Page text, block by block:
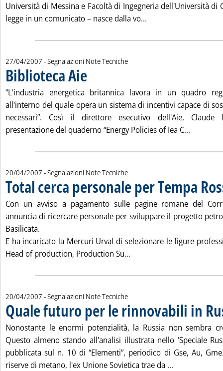
Università di Messina e Facoltà di Ingegneria dell'Università di
legge in un comunicato – nasce dalla vo...
27/04/2007 - Segnalazioni Note Tecniche
Biblioteca Aie
“L'industria energetica britannica lavora in un quadro
all'interno del quale opera un sistema di incentivi capace di
necessari”. Così il direttore esecutivo dell'Aie,
presentazione del quaderno “Energy Policies of Iea C...
20/04/2007 - Segnalazioni Note Tecniche
Total cerca personale per Tempa
Con un avviso a pagamento sulle pagine romane del
annuncia di ricercare personale per sviluppare il progetto
Basilicata.
E ha incaricato la Mercuri Urval di selezionare le figure
Head of production, Production Su...
20/04/2007 - Segnalazioni Note Tecniche
Quale futuro per le rinnovabili in
Nonostante le enormi potenzialità, la Russia non sembra
Questo almeno stando all'analisi illustrata nello ‘Speciale
pubblicata sul n. 10 di “Elementi”, periodico di Gse, Au,
riserve di metano, l'ex Unione Sovietica trae da ...